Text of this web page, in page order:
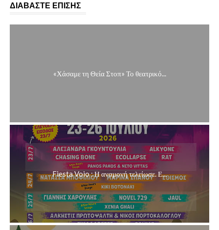
ΔΙΑΒΑΣΤΕ ΕΠΙΣΗΣ
«Χάσαμε τη Θεία Στοπ» Το θεατρικό...
Fiesta Voio : Η αναμονή τελείωσε. Ε...